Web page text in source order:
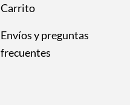
Carrito
Envíos y preguntas
frecuentes